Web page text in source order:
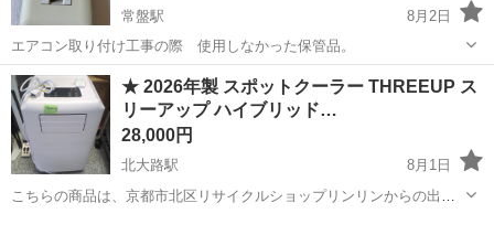
常盤駅
8月2日
エアコン取り付け工事の際 使用しなかった保管品。
京都 京都市 常盤駅 季節、空調家電 コンセント
★ 2026年製 スポットクーラー THREEUP ス
リーアップ ハイブリッド…
28,000円
北大路駅
8月1日
こちらの商品は、京都市北区リサイクルショップリンリンからの出品